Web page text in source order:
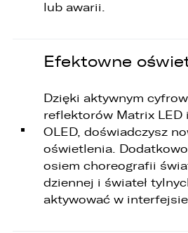
lub awarii.
Efektowne
Dzięki aktywnym
reflektorów Matrix LED
OLED, doświadczysz
oświetlenia.
osiem choreografii
dziennej i świateł
aktywować w